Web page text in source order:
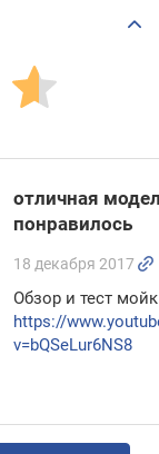
отличная
понравилось
18 декабря 2017
Обзор и тест
https://
v=bQSeLur6NS8